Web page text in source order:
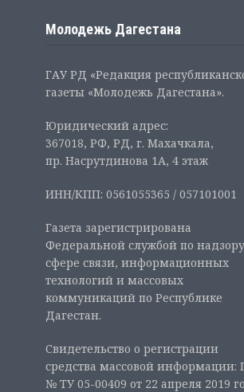
Молодежь Дагестана
ГАУ РД «Редакция
газеты «Молодежь Дагестана».
Юридический адрес:
367018, РФ, РД, г. Махачкала,
пр. Насрутдинова 1А, 4 этаж
ИНН/КПП: 0561055365 / 057101001
Газета зарегистрирована
Федеральной службой по
сфере связи, информационных
технологий и массовых
коммуникаций по Республике
Дагестан.
Свидетельство о регистрации
средства массовой информации:
№ ТУ 05-00409 от 22 апреля 2019